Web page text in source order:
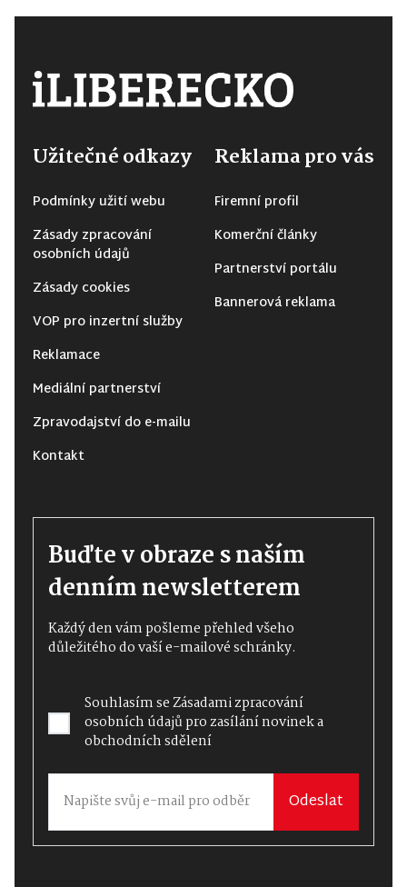
Užitečné odkazy
Podmínky užití webu
Zásady zpracování
osobních údajů
Zásady cookies
VOP pro inzertní služby
Reklamace
Mediální partnerství
Zpravodajství do e-mailu
Kontakt
Reklama pro vás
Firemní profil
Komerční články
Partnerství portálu
Bannerová reklama
Buďte v obraze s naším
denním newsletterem
Každý den vám pošleme přehled všeho
důležitého do vaší e-mailové schránky.
Souhlasím seZásadami zpracování
osobních údajůpro zasílání novinek a
obchodních sdělení
Odeslat